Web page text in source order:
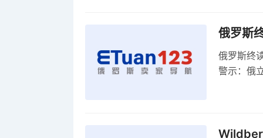
俄罗斯
俄罗斯终
警示：俄